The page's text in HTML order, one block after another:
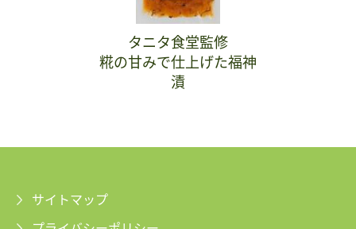
タニタ食堂監修
糀の甘みで仕上げた福神
漬
サイトマップ